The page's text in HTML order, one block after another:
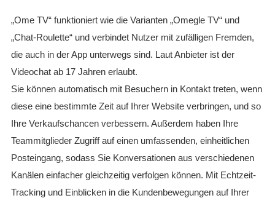
„Ome TV“ funktioniert wie die Varianten „Omegle TV“ und
„Chat-Roulette“ und verbindet Nutzer mit zufälligen Fremden,
die auch in der App unterwegs sind. Laut Anbieter ist der
Videochat ab 17 Jahren erlaubt.
Sie können automatisch mit Besuchern in Kontakt treten, wenn
diese eine bestimmte Zeit auf Ihrer Website verbringen, und so
Ihre Verkaufschancen verbessern. Außerdem haben Ihre
Teammitglieder Zugriff auf einen umfassenden, einheitlichen
Posteingang, sodass Sie Konversationen aus verschiedenen
Kanälen einfacher gleichzeitig verfolgen können. Mit Echtzeit-
Tracking und Einblicken in die Kundenbewegungen auf Ihrer